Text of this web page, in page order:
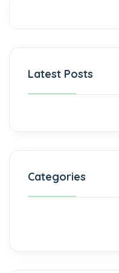
Latest Posts
Categories